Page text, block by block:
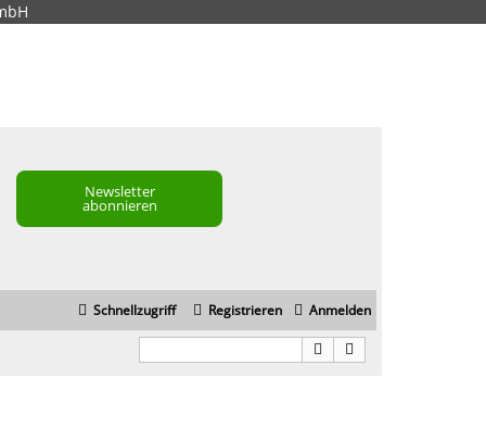
Newsletter
abonnieren
Schnellzugriff Anmelden
Registrieren